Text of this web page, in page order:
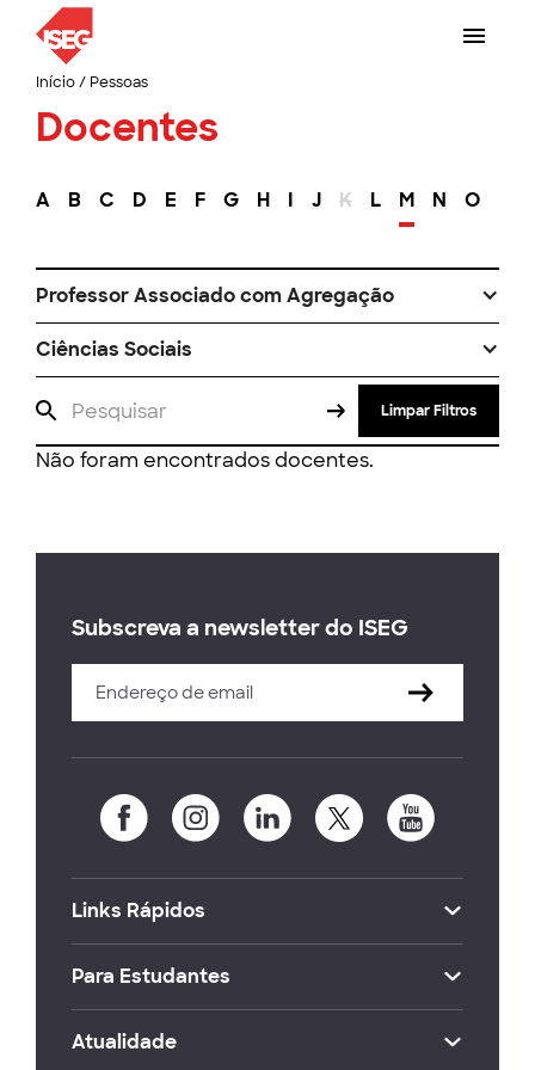
Início/ Pessoas
Docentes
A B C D E F G H I J K L M N O
Professor Associado com Agregação
Ciências Sociais
Limpar Filtros
Não foram encontrados docentes.
Subscreva a newsletter do ISEG
Links Rápidos
Para Estudantes
Atualidade